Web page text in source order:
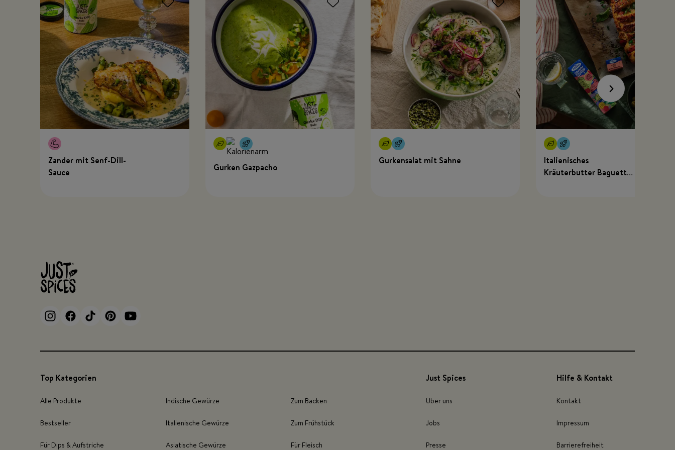
Zander mit Senf-Dill-
Sauce
Gurken Gazpacho
Gurkensalat mit Sahne
Italienisches
Kräuterbutter Baguette
Top Kategorien
Alle Produkte
Bestseller
Für Dips & Aufstriche
Indische Gewürze
Italienische Gewürze
Asiatische Gewürze
Zum Backen
Zum Frühstück
Für Fleisch
Just Spices
Über uns
Jobs
Presse
Hilfe & Kontakt
Kontakt
Impressum
Barrierefreiheit